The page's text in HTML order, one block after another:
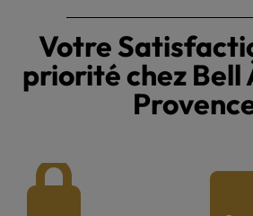
Votre
priorité chez Bell